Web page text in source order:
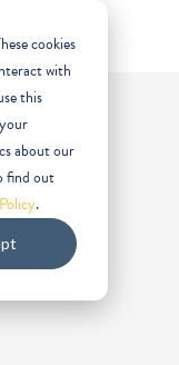
cookies
with
this
about our
find out
.